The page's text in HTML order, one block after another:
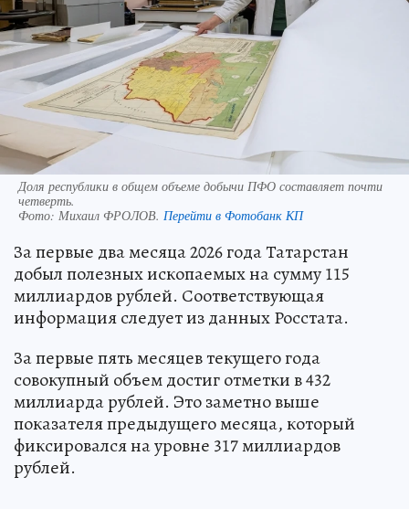
Доля республики в общем объеме добычи ПФО составляет почти
четверть.
Фото: Михаил ФРОЛОВ. Перейти в Фотобанк КП
За первые два месяца 2026 года Татарстан
добыл полезных ископаемых на сумму 115
миллиардов рублей. Соответствующая
информация следует из данных Росстата.
За первые пять месяцев текущего года
совокупный объем достиг отметки в 432
миллиарда рублей. Это заметно выше
показателя предыдущего месяца, который
фиксировался на уровне 317 миллиардов
рублей.